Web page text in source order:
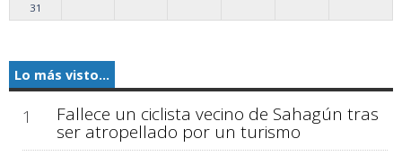
31
Lo más visto...
1 Fallece un ciclista vecino de Sahagún tras
ser atropellado por un turismo